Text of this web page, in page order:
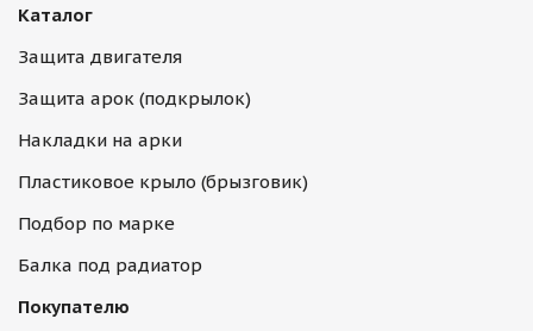
Каталог
Защита двигателя
Защита арок (подкрылок)
Накладки на арки
Пластиковое крыло (брызговик)
Подбор по марке
Балка под радиатор
Покупателю